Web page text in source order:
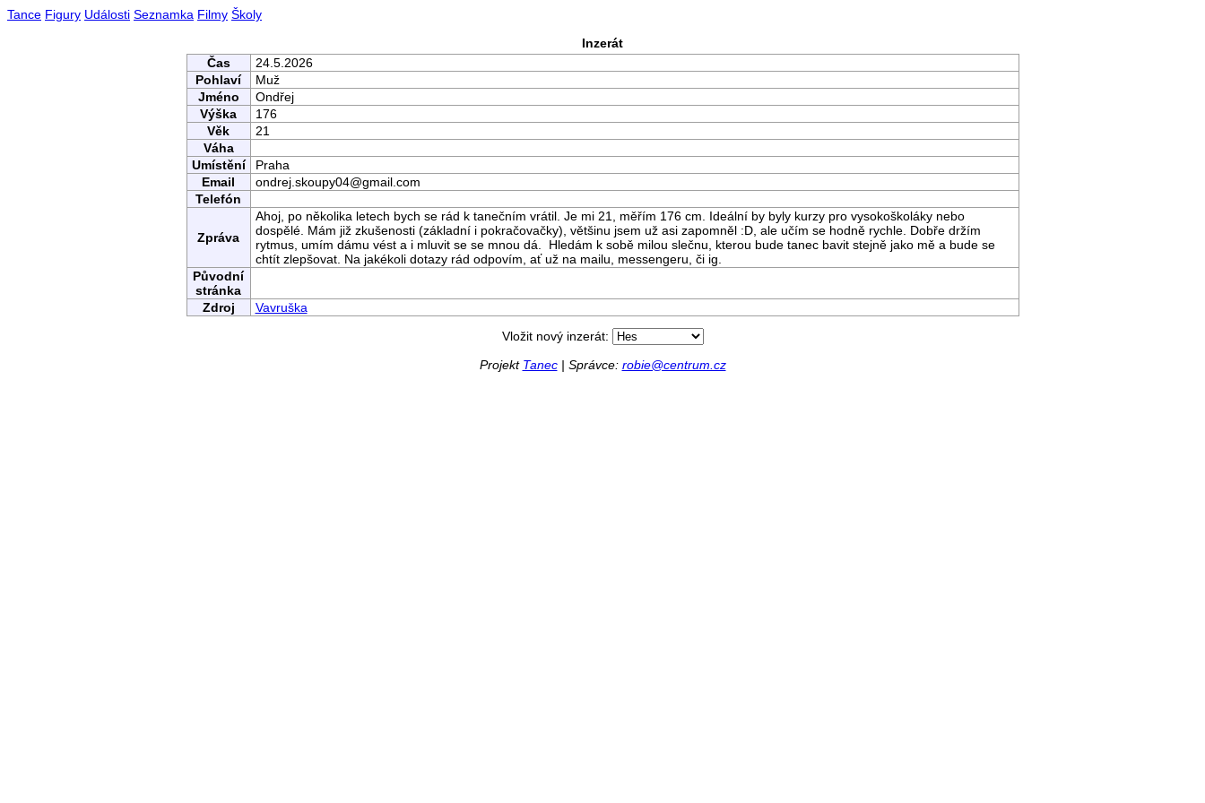
Tance Figury Události Seznamka Filmy Školy
Inzerát
Čas
24.5.2026
Pohlaví
Muž
Jméno
Ondřej
Výška
176
Věk
21
Váha
Umístění
Praha
Email
ondrej.skoupy04@gmail.com
Telefón
Zpráva
Ahoj, po několika letech bych se rád k tanečním vrátil. Je mi 21, měřím 176 cm. Ideální by byly kurzy pro vysokoškoláky nebo
dospělé. Mám již zkušenosti (základní i pokračovačky), většinu jsem už asi zapomněl :D, ale učím se hodně rychle. Dobře držím
rytmus, umím dámu vést a i mluvit se se mnou dá. Hledám k sobě milou slečnu, kterou bude tanec bavit stejně jako mě a bude se
chtít zlepšovat. Na jakékoli dotazy rád odpovím, ať už na mailu, messengeru, či ig.
Původní
stránka
Zdroj
Vavruška
Vložit nový inzerát:
Projekt Tanec| Správce: robie@centrum.cz